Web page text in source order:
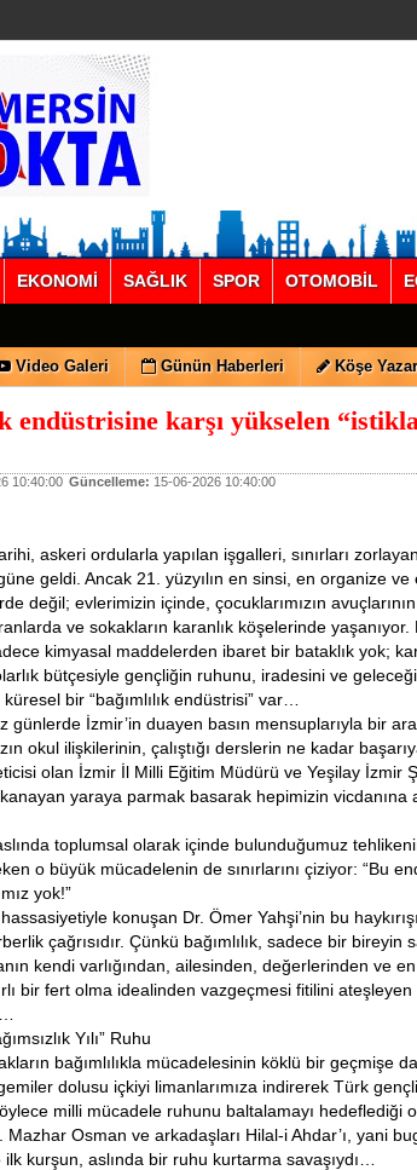
EKONOMİ SAĞLIK SPOR OTOMOBİL
Video Galeri Günün Haberleri Köşe
endüstrisine karşı yükselen
10:40:00 Güncelleme: 15-06-2026 10:40:00
askeri ordularla yapılan işgalleri, sınırları
geldi. Ancak 21. yüzyılın en sinsi, en organize ve
değil; evlerimizin içinde, çocuklarımızın avuçlarının
ve sokakların karanlık köşelerinde yaşanıyor.
kimyasal maddelerden ibaret bir bataklık yok;
bütçesiyle gençliğin ruhunu, iradesini ve
bir “bağımlılık endüstrisi” var…
İzmir’in duayen basın mensuplarıyla bir
okul ilişkilerinin, çalıştığı derslerin ne kadar
olan İzmir İl Milli Eğitim Müdürü ve Yeşilay İzmir
yaraya parmak basarak hepimizin vicdanına
toplumsal olarak içinde bulunduğumuz
o büyük mücadelenin de sınırlarını çiziyor: “Bu
yok!”
konuşan Dr. Ömer Yahşi’nin bu
çağrısıdır. Çünkü bağımlılık, sadece bir bireyin
kendi varlığından, ailesinden, değerlerinden ve en
bir fert olma idealinden vazgeçmesi fitilini ateşleyen
Yılı” Ruhu
bağımlılıkla mücadelesinin köklü bir geçmişe
dolusu içkiyi limanlarımıza indirerek Türk
milli mücadele ruhunu baltalamayı hedeflediği
Osman ve arkadaşları Hilal-i Ahdar’ı, yani
ilk kurşun, aslında bir ruhu kurtarma savaşıydı…